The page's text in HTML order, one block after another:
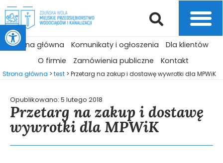
Otwórz pasek narzędzi
Strona główna Komunikaty i ogłoszenia
Dla klientów
O firmie
Zamówienia publiczne Kontakt
Strona główna > test > Przetarg na zakup i dostawę wywrotki dla MPWiK
Opublikowano: 5 lutego 2018
Przetarg na zakup i dostawę
wywrotki dla MPWiK